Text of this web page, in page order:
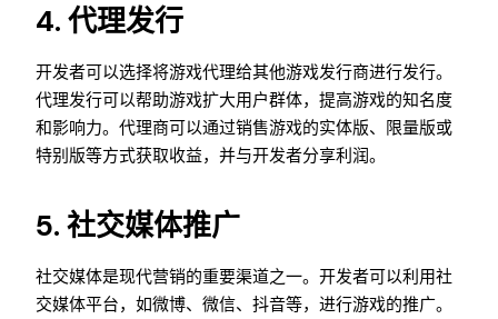
4. 代理发行
开发者可以选择将游戏代理给其他游戏发行商进行发行。
代理发行可以帮助游戏扩大用户群体，提高游戏的知名度
和影响力。代理商可以通过销售游戏的实体版、限量版或
特别版等方式获取收益，并与开发者分享利润。
5. 社交媒体推广
社交媒体是现代营销的重要渠道之一。开发者可以利用社
交媒体平台，如微博、微信、抖音等，进行游戏的推广。